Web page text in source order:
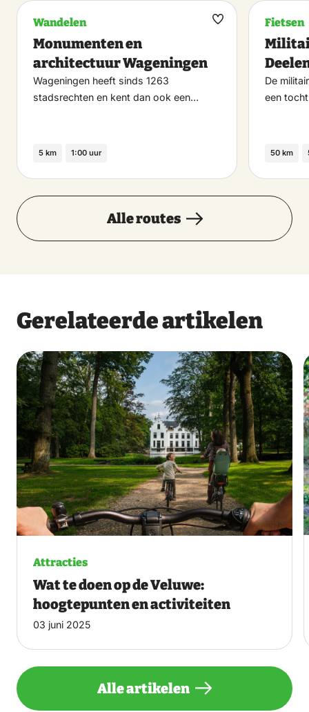
Wandelen
Monumenten en
architectuur Wageningen
Wageningen heeft sinds 1263
stadsrechten en kent dan ook een…
5 km 1:00 uur
Maak
Fietsen
De
een
50 km
Alle routes
Gerelateerde artikelen
Attracties
Wat te doen op de Veluwe:
hoogtepunten en activiteiten
03 juni 2025
Alle artikelen